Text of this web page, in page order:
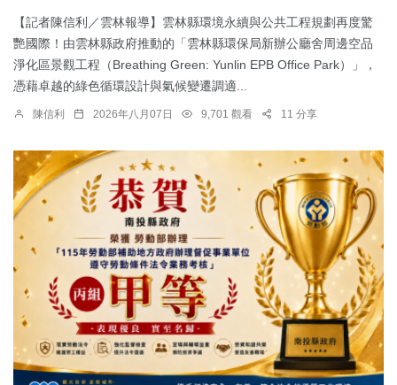
【記者陳信利／雲林報導】雲林縣環境永續與公共工程規劃再度驚
艷國際！由雲林縣政府推動的「雲林縣環保局新辦公廳舍周邊空品
淨化區景觀工程（Breathing Green: Yunlin EPB Office Park）」，
憑藉卓越的綠色循環設計與氣候變遷調適...
陳信利 2026年八月07日 9,701 觀看 11 分享